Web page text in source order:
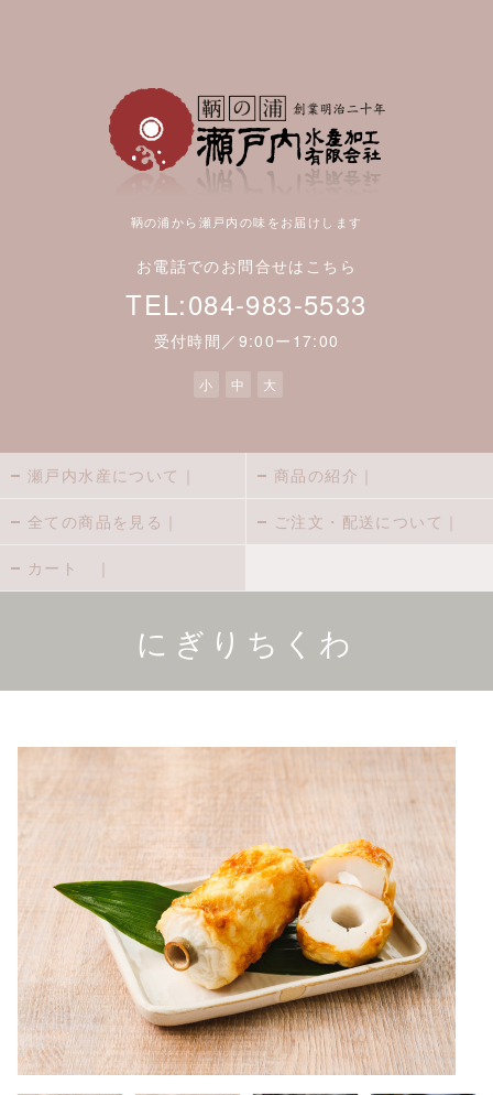
鞆の浦から瀬戸内の味をお届けします
お電話でのお問合せはこちら
TEL:084-983-5533
受付時間／9:00ー17:00
小 中 大
瀬戸内水産について｜ 商品の紹介｜
全ての商品を見る｜ ご注文・配送について｜
カート ｜
にぎりちくわ